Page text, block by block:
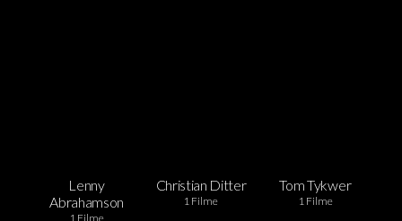
Lenny
Abrahamson
1 Filme
Christian Ditter
1 Filme
Tom Tykwer
1 Filme